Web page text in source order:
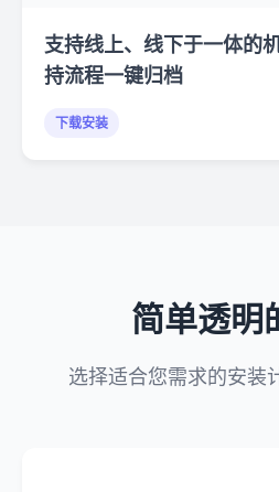
支持线上、线下于一体的
持流程一键归档
下载安装
简单透明
选择适合您需求的安装